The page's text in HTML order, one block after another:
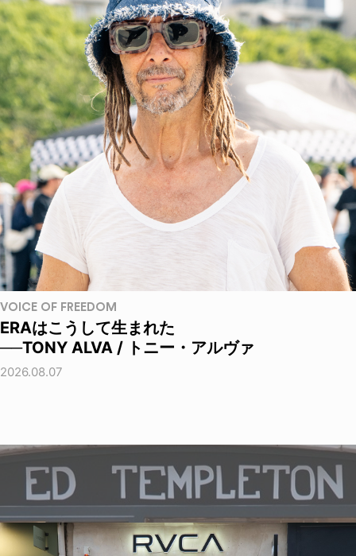
VOICE OF FREEDOM
ERAはこうして生まれた
──TONY ALVA / トニー・アルヴァ
2026.08.07